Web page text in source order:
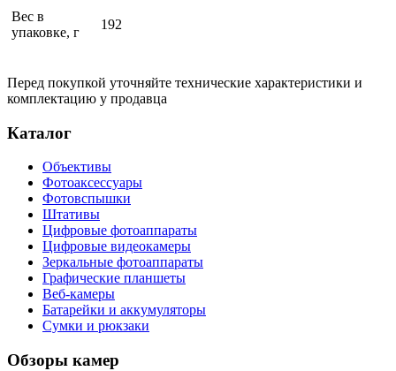
Вес в
упаковке, г
192
Перед покупкой уточняйте технические характеристики и
комплектацию у продавца
Каталог
Объективы
Фотоаксессуары
Фотовспышки
Штативы
Цифровые фотоаппараты
Цифровые видеокамеры
Зеркальные фотоаппараты
Графические планшеты
Веб-камеры
Батарейки и аккумуляторы
Сумки и рюкзаки
Обзоры камер